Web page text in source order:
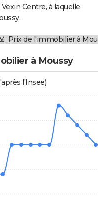
Centre, à laquelle
Prix de l'immobilier à
à Moussy
l'Insee)